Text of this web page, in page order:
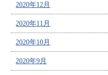
2020年12月
2020年11月
2020年10月
2020年9月